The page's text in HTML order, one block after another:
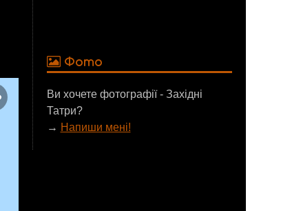
Фото
Ви хочете фотографії - Західні
Татри?
→ Напиши мені!